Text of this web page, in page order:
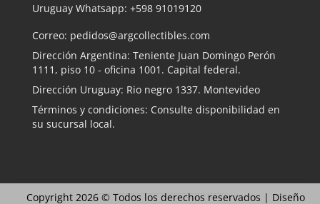
Uruguay Whatsapp: +598 91019120
Correo: pedidos@argcollectibles.com
Dirección Argentina: Teniente Juan Domingo Perón
1111, piso 10 - oficina 1001. Capital federal.
Dirección Uruguay: Rio negro 1337. Montevideo
Términos y condiciones: Consulte disponibilidad en
su sucursal local.
Copyright 2026 © Todos los derechos reservados | Diseño